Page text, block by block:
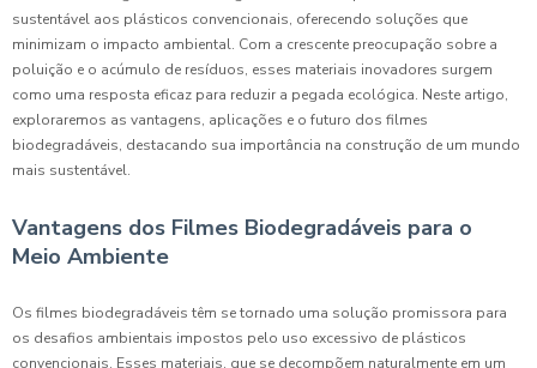
sustentável aos plásticos convencionais, oferecendo soluções que
minimizam o impacto ambiental. Com a crescente preocupação sobre a
poluição e o acúmulo de resíduos, esses materiais inovadores surgem
como uma resposta eficaz para reduzir a pegada ecológica. Neste artigo,
exploraremos as vantagens, aplicações e o futuro dos filmes
biodegradáveis, destacando sua importância na construção de um mundo
mais sustentável.
Vantagens dos Filmes Biodegradáveis para o
Meio Ambiente
Os filmes biodegradáveis têm se tornado uma solução promissora para
os desafios ambientais impostos pelo uso excessivo de plásticos
convencionais. Esses materiais, que se decompõem naturalmente em um